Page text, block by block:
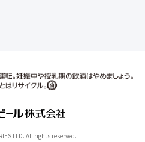
LTD. All rights reserved.